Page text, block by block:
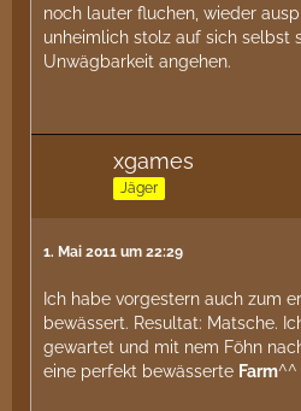
noch lauter fluchen, wieder
unheimlich stolz auf sich selbst
Unwägbarkeit angehen.
xgames
Jäger
1. Mai 2011 um 22:29
Ich habe vorgestern auch zum
bewässert. Resultat: Matsche.
gewartet und mit nem Föhn
eine perfekt bewässerte Farm^^